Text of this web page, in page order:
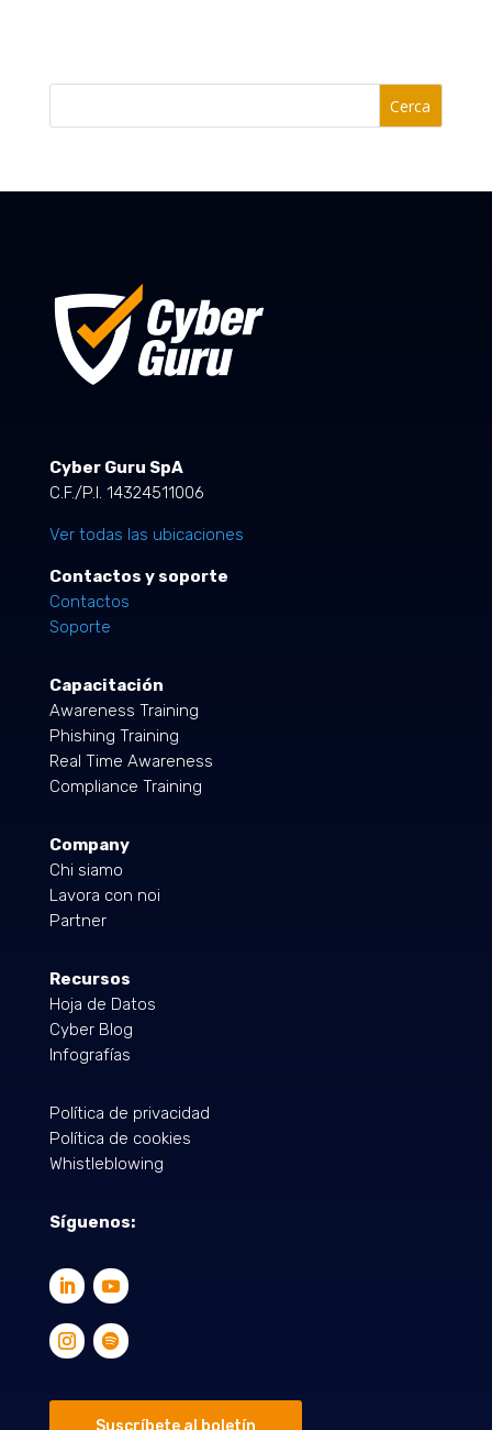
Cerca
Cyber Guru SpA
C.F./P.I. 14324511006
Ver todas las ubicaciones
Contactos y soporte
Contactos
Soporte
Capacitación
Awareness Training
Phishing Training
Real Time Awareness
Compliance Training
Company
Chi siamo
Lavora con noi
Partner
Recursos
Hoja de Datos
Cyber Blog
Infografías
Política de privacidad
Política de cookies
Whistleblowing
Síguenos:
Suscríbete al boletín